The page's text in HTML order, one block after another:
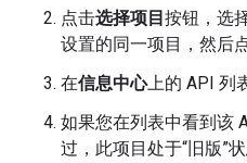
点击选择项目按钮，选
设置的同一项目，然后
在信息中心上的 API 列
如果您在列表中看到该
过，此项目处于“旧版”